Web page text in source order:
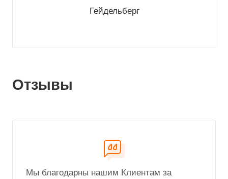
Гейдельберг
Отзывы
Мы благодарны нашим Клиентам за